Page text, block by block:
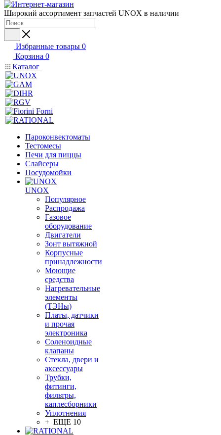
Широкий ассортимент запчастей UNOX в наличии
Избранные товары 0
Корзина 0
Каталог
Пароконвектоматы
Тестомесы
Печи для пиццы
Слайсеры
Посудомойки
UNOX
Популярное
Распродажа
Газовое
оборудование
Двигатели
Зонт вытяжной
Корпусные
принадлежности
Моющие
средства
Нагревательные
элементы
(ТЭНы)
Платы, датчики
и прочая
электроника
Соленоидные
клапаны
Стекла, двери и
аксессуары
Трубки,
фитинги,
фильтры,
каплесборники
Уплотнения
+ ЕЩЕ 10